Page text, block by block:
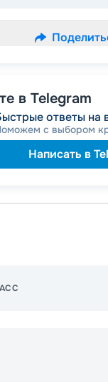
в Telegram
ответы на
с выбором
Написать в